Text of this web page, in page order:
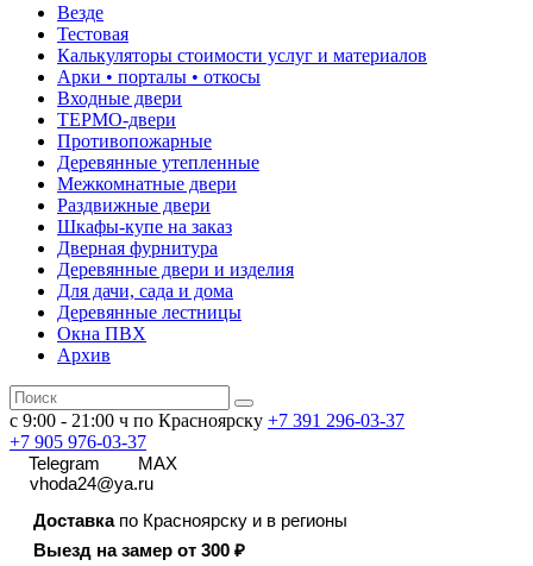
Везде
Тестовая
Калькуляторы стоимости услуг и материалов
Арки • порталы • откосы
Входные двери
ТЕРМО-двери
Противопожарные
Деревянные утепленные
Межкомнатные двери
Раздвижные двери
Шкафы-купе на заказ
Дверная фурнитура
Деревянные двери и изделия
Для дачи, сада и дома
Деревянные лестницы
Окна ПВХ
Архив
с 9:00 - 21:00 ч по Красноярску +7 391 296-03-37
+7 905 976-03-37
Telegram
MAX
vhoda24@ya.ru
Доставкапо Красноярску и в регионы
Выезд на замер от 300 ₽